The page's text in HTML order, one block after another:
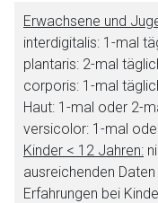
Erwachsene und
interdigitalis: 1-mal
plantaris: 2-mal
corporis: 1-mal
Haut: 1-mal oder 2-
versicolor: 1-mal
Kinder < 12 Jahren:
ausreichenden
Erfahrungen bei